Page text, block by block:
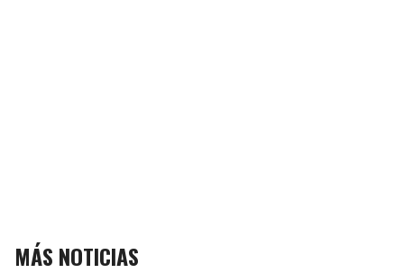
MÁS NOTICIAS